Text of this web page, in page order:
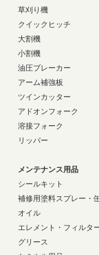
草刈り機
クイックヒッチ
大割機
小割機
油圧ブレーカー
アーム補強板
ツインカッター
アドオンフォーク
溶接フォーク
リッパー
メンテナンス用品
シールキット
補修用塗料スプレー・
オイル
エレメント・フィルタ
グリース